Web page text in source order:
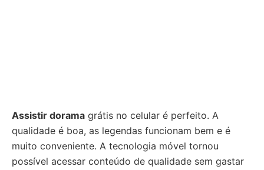
Assistir dorama grátis no celular é perfeito. A
qualidade é boa, as legendas funcionam bem e é
muito conveniente. A tecnologia móvel tornou
possível acessar conteúdo de qualidade sem gastar